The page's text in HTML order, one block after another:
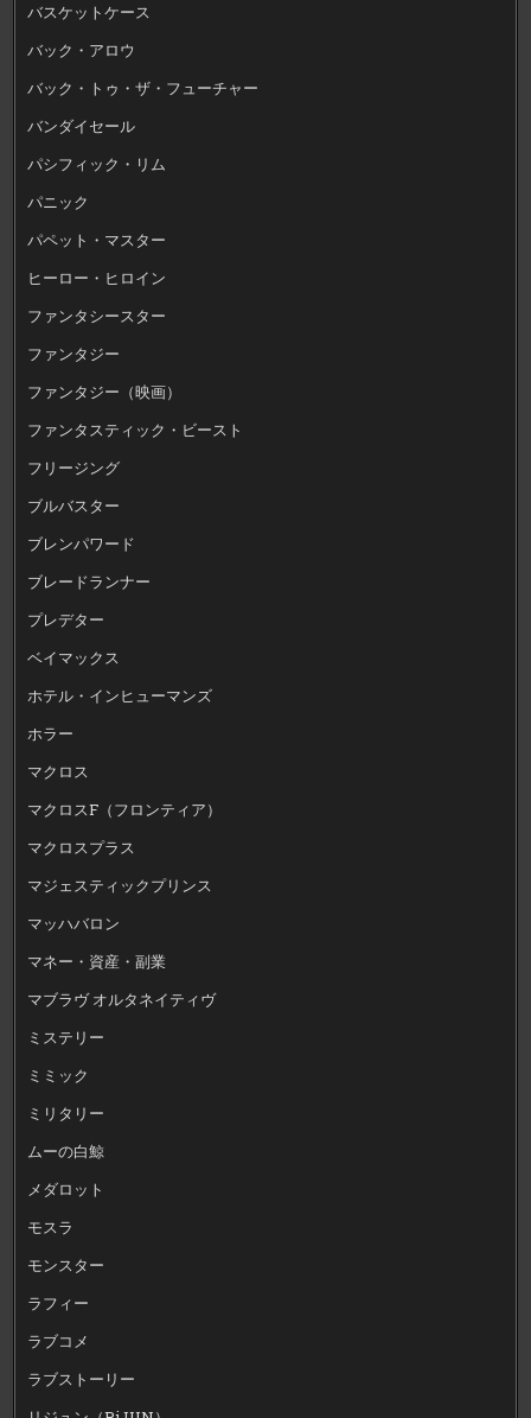
バスケットケース
バック・アロウ
バック・トゥ・ザ・フューチャー
バンダイセール
パシフィック・リム
パニック
パペット・マスター
ヒーロー・ヒロイン
ファンタシースター
ファンタジー
ファンタジー（映画）
ファンタスティック・ビースト
フリージング
ブルバスター
ブレンパワード
ブレードランナー
プレデター
ベイマックス
ホテル・インヒューマンズ
ホラー
マクロス
マクロスF（フロンティア）
マクロスプラス
マジェスティックプリンス
マッハバロン
マネー・資産・副業
マブラヴ オルタネイティヴ
ミステリー
ミミック
ミリタリー
ムーの白鯨
メダロット
モスラ
モンスター
ラフィー
ラブコメ
ラブストーリー